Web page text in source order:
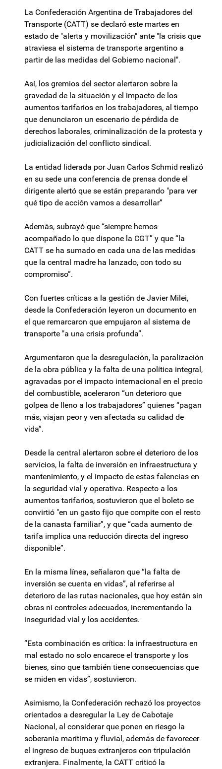
La Confederación Argentina de Trabajadores del
Transporte (CATT) se declaró este martes en
estado de "alerta y movilización" ante "la crisis que
atraviesa el sistema de transporte argentino a
partir de las medidas del Gobierno nacional".
Así, los gremios del sector alertaron sobre la
gravedad de la situación y el impacto de los
aumentos tarifarios en los trabajadores, al tiempo
que denunciaron un escenario de pérdida de
derechos laborales, criminalización de la protesta y
judicialización del conflicto sindical.
La entidad liderada por Juan Carlos Schmid realizó
en su sede una conferencia de prensa donde el
dirigente alertó que se están preparando "para ver
qué tipo de acción vamos a desarrollar”
Además, subrayó que “siempre hemos
acompañado lo que dispone la CGT” y que “la
CATT se ha sumado en cada una de las medidas
que la central madre ha lanzado, con todo su
compromiso”.
Con fuertes críticas a la gestión de Javier Milei,
desde la Confederación leyeron un documento en
el que remarcaron que empujaron al sistema de
transporte "a una crisis profunda”.
Argumentaron que la desregulación, la paralización
de la obra pública y la falta de una política integral,
agravadas por el impacto internacional en el precio
del combustible, aceleraron “un deterioro que
golpea de lleno a los trabajadores” quienes “pagan
más, viajan peor y ven afectada su calidad de
vida”.
Desde la central alertaron sobre el deterioro de los
servicios, la falta de inversión en infraestructura y
mantenimiento, y el impacto de estas falencias en
la seguridad vial y operativa. Respecto a los
aumentos tarifarios, sostuvieron que el boleto se
convirtió "en un gasto fijo que compite con el resto
de la canasta familiar”, y que “cada aumento de
tarifa implica una reducción directa del ingreso
disponible”.
En la misma línea, señalaron que “la falta de
inversión se cuenta en vidas”, al referirse al
deterioro de las rutas nacionales, que hoy están sin
obras ni controles adecuados, incrementando la
inseguridad vial y los accidentes.
“Esta combinación es crítica: la infraestructura en
mal estado no solo encarece el transporte y los
bienes, sino que también tiene consecuencias que
se miden en vidas”, sostuvieron.
Asimismo, la Confederación rechazó los proyectos
orientados a desregular la Ley de Cabotaje
Nacional, al considerar que ponen en riesgo la
soberanía marítima y fluvial, además de favorecer
el ingreso de buques extranjeros con tripulación
extranjera. Finalmente, la CATT criticó la